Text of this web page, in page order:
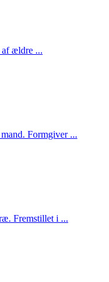
ældre ...
Formgiver ...
Fremstillet i ...